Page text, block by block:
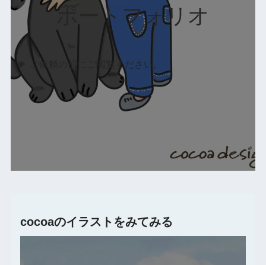
ポートフォリオ
ご依頼の前にご閲覧ください。
cocoaのイラストをみてみる